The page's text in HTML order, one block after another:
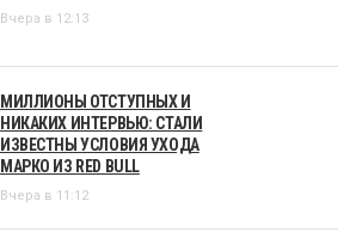
Вчера в 12:13
МИЛЛИОНЫ ОТСТУПНЫХ И
НИКАКИХ ИНТЕРВЬЮ: СТАЛИ
ИЗВЕСТНЫ УСЛОВИЯ УХОДА
МАРКО ИЗ RED BULL
Вчера в 11:12